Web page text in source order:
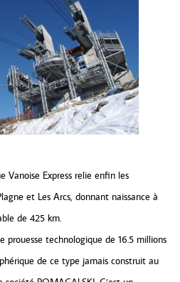
Vanoise Express relie enfin les
et Les Arcs, donnant naissance à
de 425 km.
prouesse technologique de 16.5 millions
de ce type jamais construit au